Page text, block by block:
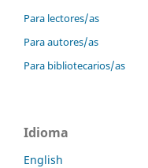
Para lectores/as
Para autores/as
Para bibliotecarios/as
Idioma
English